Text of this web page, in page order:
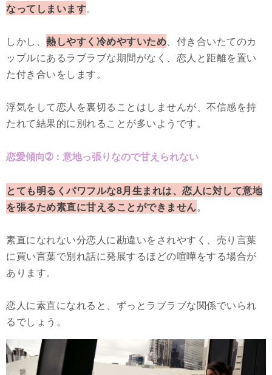
なってしまいます。
しかし、 熱しやすく冷めやすいため、付き合いたてのカ
ップルにあるラブラブな期間がなく、恋人と距離を置い
た付き合いをします。
浮気をして恋人を裏切ることはしませんが、不信感を持
たれて結果的に別れることが多いようです。
恋愛傾向➁：意地っ張りなので甘えられない
とても明るくパワフルな8月生まれは、恋人に対して意地
を張るため素直に甘えることができません。
素直になれない分恋人に勘違いをされやすく、売り言葉
に買い言葉で別れ話に発展するほどの喧嘩をする場合が
あります。
恋人に素直になれると、ずっとラブラブな関係でいられ
るでしょう。